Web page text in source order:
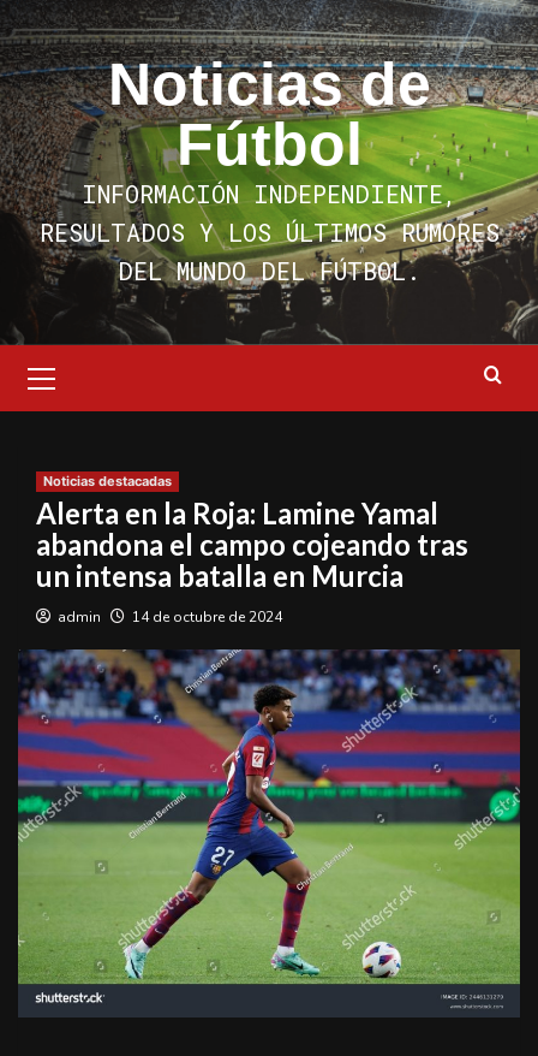
Saltar
al
contenido
Noticias de
Fútbol
INFORMACIÓN INDEPENDIENTE,
RESULTADOS Y LOS ÚLTIMOS RUMORES
DEL MUNDO DEL FÚTBOL.
primario
Noticias destacadas
Alerta en la Roja: Lamine Yamal
abandona el campo cojeando tras
un intensa batalla en Murcia
admin 14 de octubre de 2024